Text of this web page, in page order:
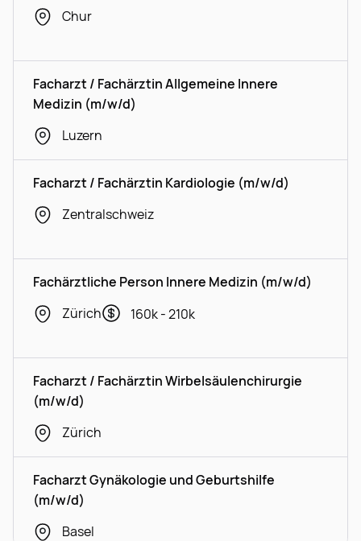
Chur
Facharzt / Fachärztin Allgemeine Innere
Medizin (m/w/d)
Luzern
Facharzt / Fachärztin Kardiologie (m/w/d)
Zentralschweiz
Fachärztliche Person Innere Medizin (m/w/d)
Zürich
160k - 210k
Facharzt / Fachärztin Wirbelsäulenchirurgie
(m/w/d)
Zürich
Facharzt Gynäkologie und Geburtshilfe
(m/w/d)
Basel